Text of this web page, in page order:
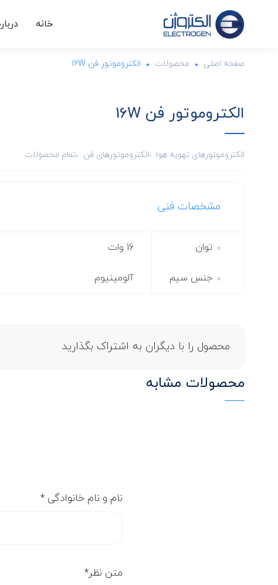
خانه
صفحه اصلی محصولات الکتروموتور فن 16W
الکتروموتور فن 16W
الکتروموتورهای تهویه هوا الکتروموتورهای فن تمام محصولات
مشخصات فنی
توان 16 وات
جنس سیم آلومینیوم
محصول را با دیگران به اشتراک بگذارید
محصولات مشابه
نام و نام خانوادگی*
متن نظر*